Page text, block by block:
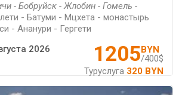
- Бобруйск - Жлобин - Гомель -
- Батуми - Мцхета - монастырь
- Ананури - Гергети
1205BYN
/400$
Туруслуга 320 BYN
2026